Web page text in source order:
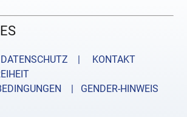
|
KONTAKT
| GENDER-HINWEIS